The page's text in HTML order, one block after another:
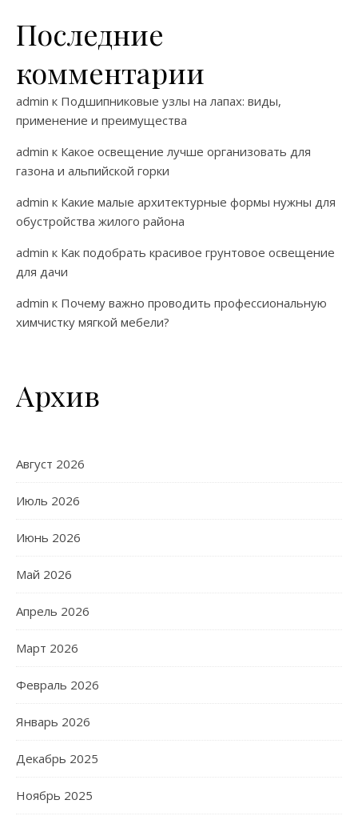
Последние
комментарии
admin к Подшипниковые узлы на лапах: виды,
применение и преимущества
admin к Какое освещение лучше организовать для
газона и альпийской горки
admin к Какие малые архитектурные формы нужны для
обустройства жилого района
admin к Как подобрать красивое грунтовое освещение
для дачи
admin к Почему важно проводить профессиональную
химчистку мягкой мебели?
Архив
Август 2026
Июль 2026
Июнь 2026
Май 2026
Апрель 2026
Март 2026
Февраль 2026
Январь 2026
Декабрь 2025
Ноябрь 2025